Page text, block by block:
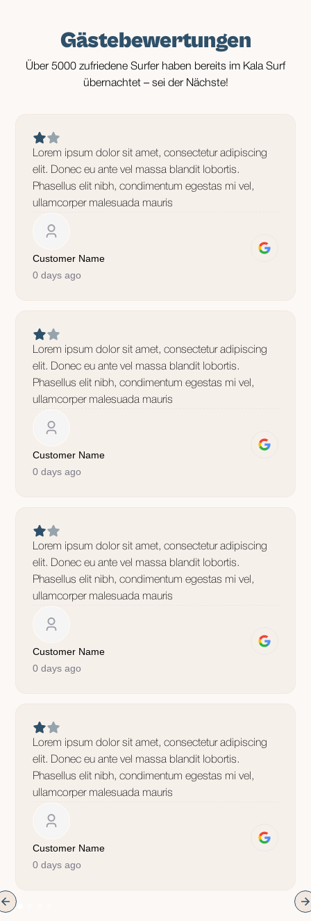
Gästebewertungen
Über 5000 zufriedene Surfer haben bereits im Kala Surf
übernachtet – sei der Nächste!
Lorem ipsum dolor sit amet, consectetur adipiscing
elit. Donec eu ante vel massa blandit lobortis.
Phasellus elit nibh, condimentum egestas mi vel,
ullamcorper malesuada mauris
Customer Name
0 days ago
Lorem ipsum dolor sit amet, consectetur adipiscing
elit. Donec eu ante vel massa blandit lobortis.
Phasellus elit nibh, condimentum egestas mi vel,
ullamcorper malesuada mauris
Customer Name
0 days ago
Lorem ipsum dolor sit amet, consectetur adipiscing
elit. Donec eu ante vel massa blandit lobortis.
Phasellus elit nibh, condimentum egestas mi vel,
ullamcorper malesuada mauris
Customer Name
0 days ago
Lorem ipsum dolor sit amet, consectetur adipiscing
elit. Donec eu ante vel massa blandit lobortis.
Phasellus elit nibh, condimentum egestas mi vel,
ullamcorper malesuada mauris
Customer Name
0 days ago